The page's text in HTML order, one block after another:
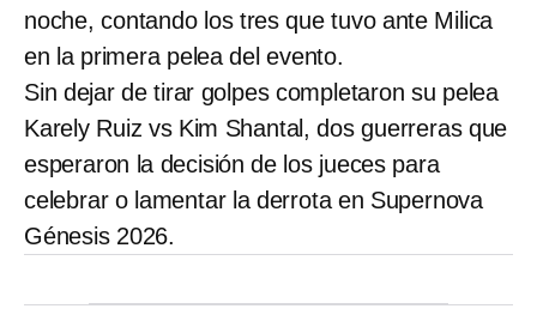
noche, contando los tres que tuvo ante Milica
en la primera pelea del evento.
Sin dejar de tirar golpes completaron su pelea
Karely Ruiz vs Kim Shantal, dos guerreras que
esperaron la decisión de los jueces para
celebrar o lamentar la derrota en Supernova
Génesis 2026.